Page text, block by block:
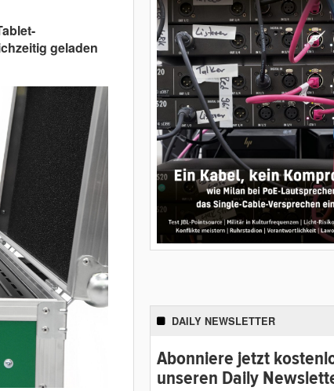
geladen
DAILY NEWSLETTER
Abonniere jetzt
unseren Daily